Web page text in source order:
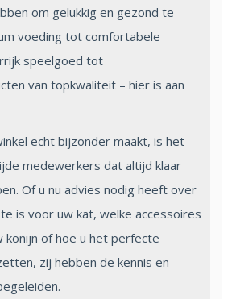
om gelukkig en gezond te
voeding tot comfortabele
speelgoed tot
van topkwaliteit – hier is aan
echt bijzonder maakt, is het
medewerkers dat altijd klaar
Of u nu advies nodig heeft over
is voor uw kat, welke accessoires
konijn of hoe u het perfecte
zij hebben de kennis en